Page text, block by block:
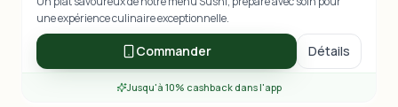
une expérience culinaire exceptionnelle.
Commander Détails
Jusqu'à 10% cashback dans l'app